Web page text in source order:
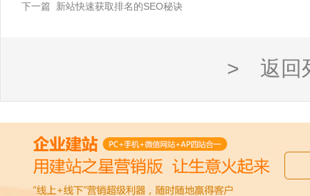
下一篇 新站快速获取排名的SEO秘诀
> 返回